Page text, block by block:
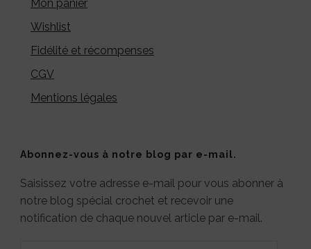
Mon panier
Wishlist
Fidélité et récompenses
CGV
Mentions légales
Abonnez-vous à notre blog par e-mail.
Saisissez votre adresse e-mail pour vous abonner à
notre blog spécial crochet et recevoir une
notification de chaque nouvel article par e-mail.